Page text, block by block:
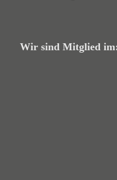
Wir sind Mitglied